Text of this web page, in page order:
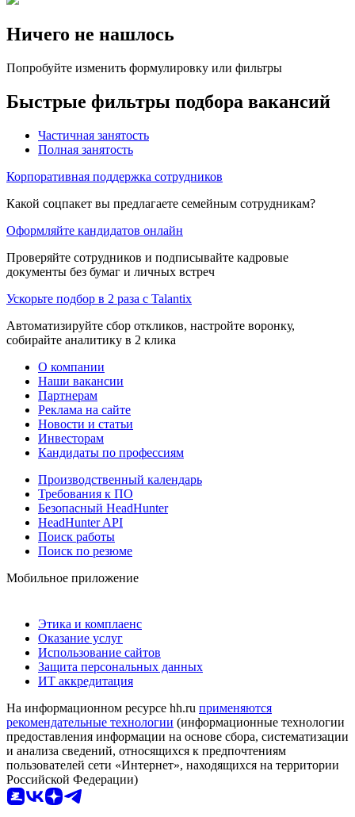
Ничего не нашлось
Попробуйте изменить формулировку или фильтры
Быстрые фильтры подбора вакансий
Частичная занятость
Полная занятость
Корпоративная поддержка сотрудников
Какой соцпакет вы предлагаете семейным сотрудникам?
Оформляйте кандидатов онлайн
Проверяйте сотрудников и подписывайте кадровые
документы без бумаг и личных встреч
Ускорьте подбор в 2 раза с Talantix
Автоматизируйте сбор откликов, настройте воронку,
собирайте аналитику в 2 клика
О компании
Наши вакансии
Партнерам
Реклама на сайте
Новости и статьи
Инвесторам
Кандидаты по профессиям
Производственный календарь
Требования к ПО
Безопасный HeadHunter
HeadHunter API
Поиск работы
Поиск по резюме
Мобильное приложение
Этика и комплаенс
Оказание услуг
Использование сайтов
Защита персональных данных
ИТ аккредитация
На информационном ресурсе hh.ru применяются
рекомендательные технологии (информационные технологии
предоставления информации на основе сбора, систематизации
и анализа сведений, относящихся к предпочтениям
пользователей сети «Интернет», находящихся на территории
Российской Федерации)